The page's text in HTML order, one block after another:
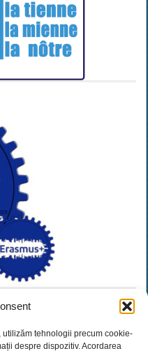
tehnologii precum cookie-
despre dispozitiv. Acordarea